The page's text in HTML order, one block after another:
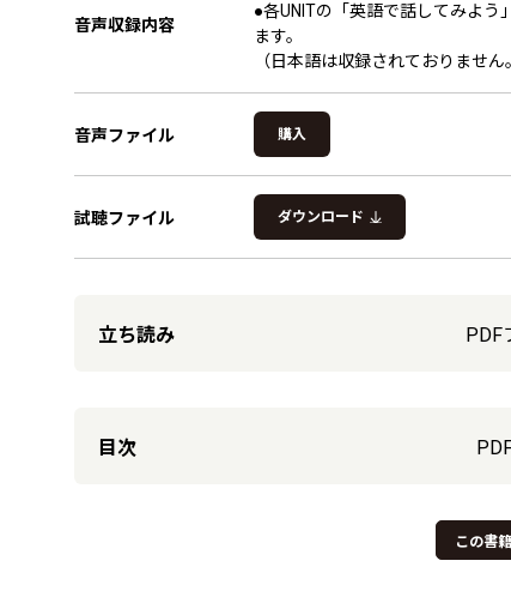
音声収録内容
●各UNITの「英語で話してみよう
ます。
（日本語は収録されておりません
音声ファイル 購入
試聴ファイル ダウンロード
立ち読み PDF
目次
この書